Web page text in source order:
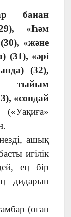
банан
«Һәм
«және
(31), «әрі
(32),
тыйым
«сондай
(«Уақиға»
ашық
игілік
ең бір
дидарын
(оған